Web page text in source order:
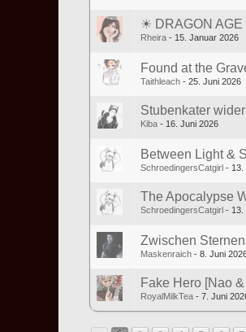
☀ DRAGON
Rheira 15. Januar 2026
Found at the
Taithleach 25. Juni 2026
Stubenkater
Kiba 16. Juni 2026
Between Light &
SchroedingersCatgirl 13.
The Apocalypse
SchroedingersCatgirl 13.
Zwischen
Maskenraich 8. Juni
Fake Hero [Nao
RoyalMilkTea 7. Juni